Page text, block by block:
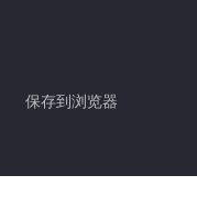
保存到浏览器